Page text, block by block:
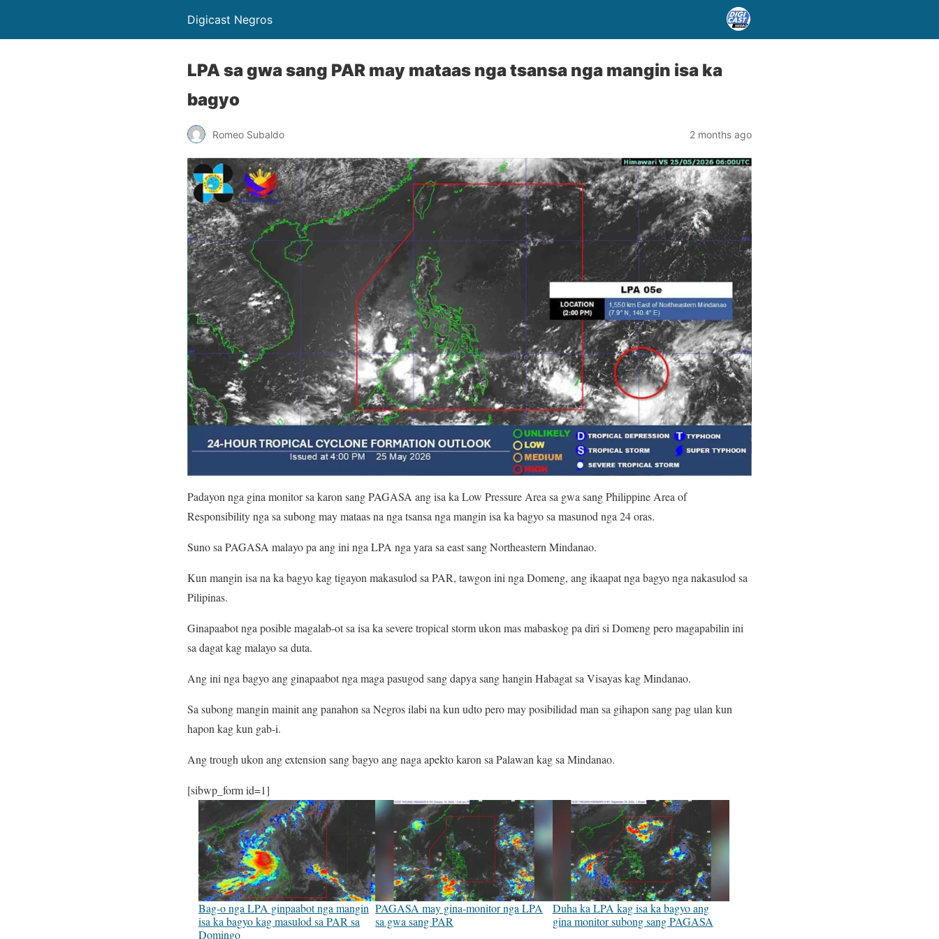
Digicast Negros
LPA sa gwa sang PAR may mataas nga tsansa nga mangin isa ka
bagyo
Romeo Subaldo 2 months ago
Padayon nga gina monitor sa karon sang PAGASA ang isa ka Low Pressure Area sa gwa sang Philippine Area of
Responsibility nga sa subong may mataas na nga tsansa nga mangin isa ka bagyo sa masunod nga 24 oras.
Suno sa PAGASA malayo pa ang ini nga LPA nga yara sa east sang Northeastern Mindanao.
Kun mangin isa na ka bagyo kag tigayon makasulod sa PAR, tawgon ini nga Domeng, ang ikaapat nga bagyo nga nakasulod sa
Pilipinas.
Ginapaabot nga posible magalab-ot sa isa ka severe tropical storm ukon mas mabaskog pa diri si Domeng pero magapabilin ini
sa dagat kag malayo sa duta.
Ang ini nga bagyo ang ginapaabot nga maga pasugod sang dapya sang hangin Habagat sa Visayas kag Mindanao.
Sa subong mangin mainit ang panahon sa Negros ilabi na kun udto pero may posibilidad man sa gihapon sang pag ulan kun
hapon kag kun gab-i.
Ang trough ukon ang extension sang bagyo ang naga apekto karon sa Palawan kag sa Mindanao.
[sibwp_form id=1]
Bag-o nga LPA ginpaabot nga mangin
isa ka bagyo kag masulod sa PAR sa
Domingo
PAGASA may gina-monitor nga LPA
sa gwa sang PAR
Duha ka LPA kag isa ka bagyo ang
gina monitor subong sang PAGASA